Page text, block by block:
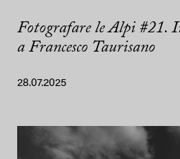
Fotografare le Alpi #21.
a Francesco Taurisano
28.07.2025